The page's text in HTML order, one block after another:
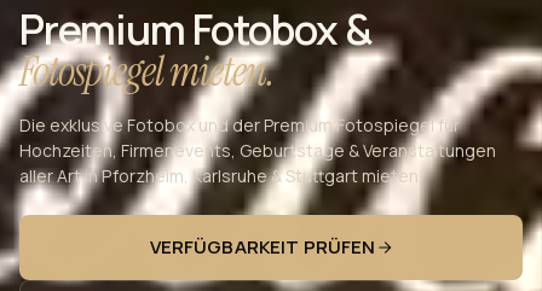
Premium Fotobox &
Fotospiegel mieten.
Die exklusive Fotobox und der Premium Fotospiegel für
Hochzeiten, Firmenevents, Geburtstage & Veranstaltungen
aller Art in Pforzheim, Karlsruhe & Stuttgart mieten.
VERFÜGBARKEIT PRÜFEN